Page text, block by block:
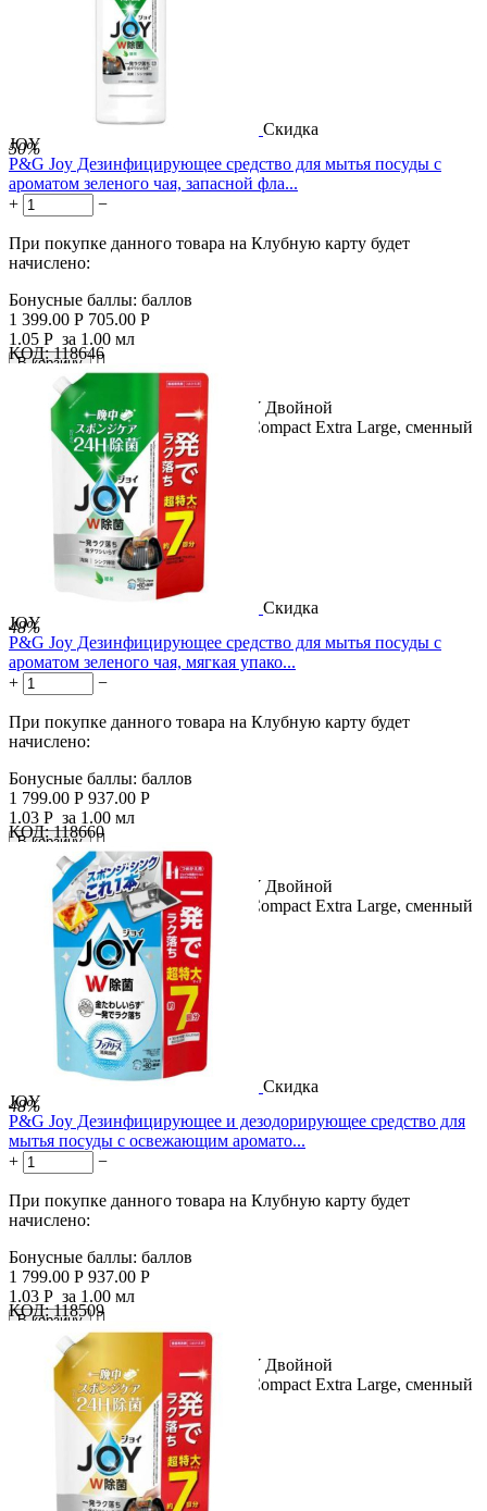
Скидка
50%
JOY
P&G Joy Дезинфицирующее средство для мытья посуды с
ароматом зеленого чая, запасной фла...
+
−
При покупке данного товара на Клубную карту будет
начислено:
Бонусные баллы: баллов
1 399.00 Р 705.00 Р
1.05 Р за 1.00 мл
В корзину

Название продукта: P&G Joy JOY Двойной
дезинфицирующий раствор Joy Compact Extra Large, сменный
блок 670 мл....
КОД: 118646
Скидка
48%
JOY
P&G Joy Дезинфицирующее средство для мытья посуды с
ароматом зеленого чая, мягкая упако...
+
−
При покупке данного товара на Клубную карту будет
начислено:
Бонусные баллы: баллов
1 799.00 Р 937.00 Р
1.03 Р за 1.00 мл
В корзину

Название продукта: P&G Joy JOY Двойной
дезинфицирующий раствор Joy Compact Extra Large, сменный
блок 910 мл....
КОД: 118660
Скидка
48%
JOY
P&G Joy Дезинфицирующее и дезодорирующее средство для
мытья посуды с освежающим аромато...
+
−
При покупке данного товара на Клубную карту будет
начислено:
Бонусные баллы: баллов
1 799.00 Р 937.00 Р
1.03 Р за 1.00 мл
В корзину

Название продукта: P&G Joy JOY Двойной
дезинфицирующий раствор Joy Compact Extra Large, сменный
блок 910 мл....
КОД: 118509